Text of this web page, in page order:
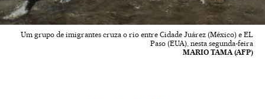
Um grupo de imigrantes cruza o rio entre Cidade Juárez (México) e EL
Paso (EUA), nesta segunda-feira
MARIO TAMA (AFP)